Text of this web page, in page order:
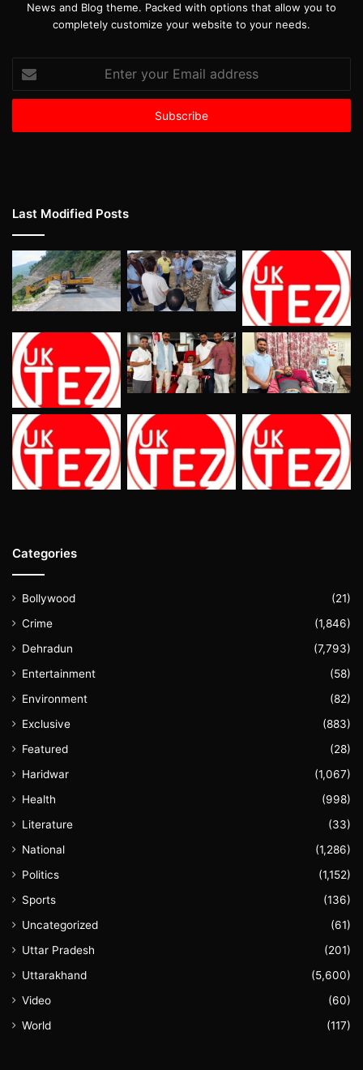
News and Blog theme. Packed with options that allow you to
completely customize your website to your needs.
your
Email
Last Modified Posts
Categories
Bollywood
(21)
Crime
(1,846)
Dehradun
(7,793)
Entertainment
(58)
Environment
(82)
Exclusive
(883)
Featured
(28)
Haridwar
(1,067)
Health
(998)
Literature
(33)
National
(1,286)
Politics
(1,152)
Sports
(136)
Uncategorized
(61)
Uttar Pradesh
(201)
Uttarakhand
(5,600)
Video
(60)
World
(117)